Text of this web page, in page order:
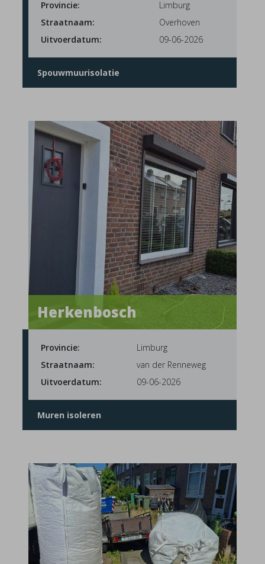
Provincie:
Limburg
Straatnaam:
Overhoven
Uitvoerdatum:
09-06-2026
Spouwmuurisolatie
Herkenbosch
Provincie:
Limburg
Straatnaam:
van der Renneweg
Uitvoerdatum:
09-06-2026
Muren isoleren